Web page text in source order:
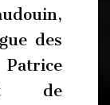
des
de